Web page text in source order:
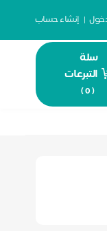
| إنشاء حساب
سلة
التبرعات
(
0
)